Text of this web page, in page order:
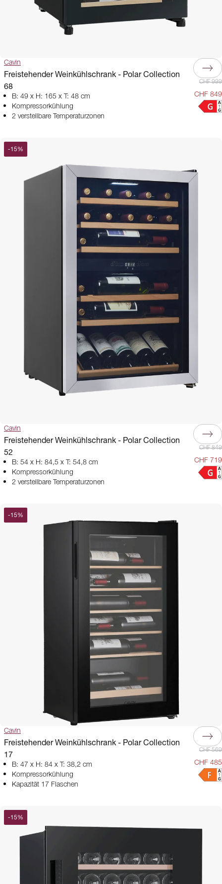
Cavin
Freistehender Weinkühlschrank - Polar Collection
68
B: 49 x H: 165 x T: 48 cm
Kompressorkühlung
2 verstellbare Temperaturzonen
CHF 999
CHF 849
-15%
Cavin
Freistehender Weinkühlschrank - Polar Collection
52
B: 54 x H: 84,5 x T: 54,8 cm
Kompressorkühlung
2 verstellbare Temperaturzonen
CHF 849
CHF 719
-15%
Cavin
Freistehender Weinkühlschrank - Polar Collection
17
B: 47 x H: 84 x T: 38,2 cm
Kompressorkühlung
Kapazität 17 Flaschen
CHF 569
CHF 485
-15%